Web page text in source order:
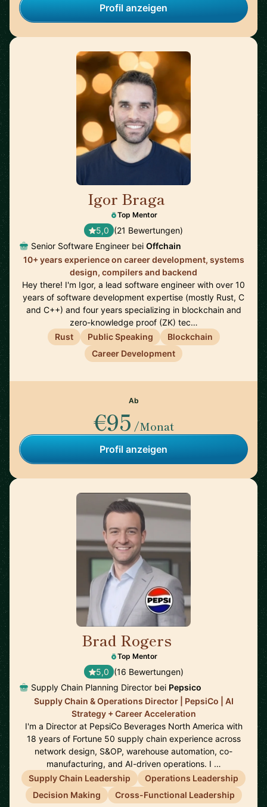
Profil anzeigen
Igor Braga
Top Mentor
5,0 (21 Bewertungen)
Senior Software Engineer bei Offchain
10+ years experience on career development, systems
design, compilers and backend
Hey there! I'm Igor, a lead software engineer with over 10
years of software development expertise (mostly Rust, C
and C++) and four years specializing in blockchain and
zero-knowledge proof (ZK) tec…
Rust
Public Speaking
Blockchain
Career Development
Ab
€95 /Monat
Profil anzeigen
Brad Rogers
Top Mentor
5,0 (16 Bewertungen)
Supply Chain Planning Director bei Pepsico
Supply Chain & Operations Director | PepsiCo | AI
Strategy + Career Acceleration
I'm a Director at PepsiCo Beverages North America with
18 years of Fortune 50 supply chain experience across
network design, S&OP, warehouse automation, co-
manufacturing, and AI-driven operations. I …
Supply Chain Leadership
Operations Leadership
Decision Making
Cross-Functional Leadership